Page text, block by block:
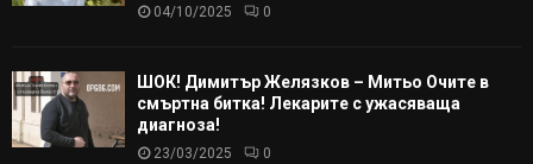
04/10/2025 0
ШОК! Димитър Желязков – Митьо Очите в
смъртна битка! Лекарите с ужасяваща
диагноза!
23/03/2025 0